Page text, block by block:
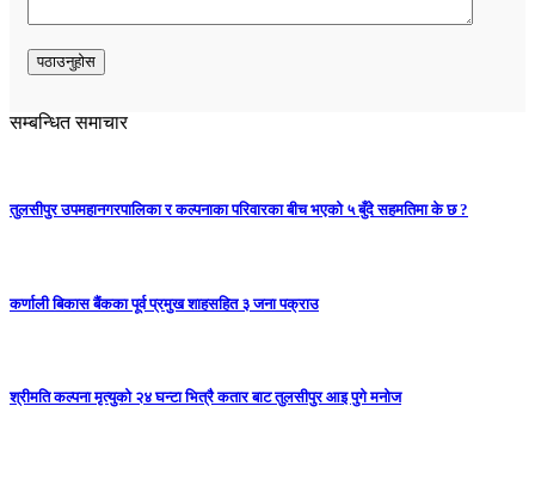
सम्बन्धित समाचार
तुलसीपुर उपमहानगरपालिका र कल्पनाका परिवारका बीच भएको ५ बुँदे सहमतिमा के छ ?
कर्णाली बिकास बैंकका पूर्व प्रमुख शाहसहित ३ जना पक्राउ
श्रीमति कल्पना मृत्युको २४ घन्टा भित्रै कतार बाट तुलसीपुर आइ पुगे मनोज